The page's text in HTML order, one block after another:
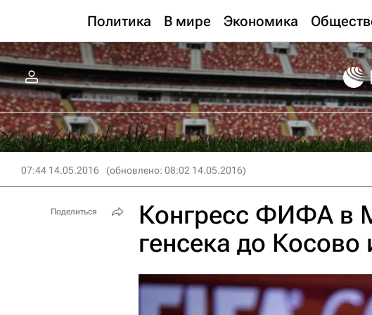
Политика В мире Экономика
07:44 14.05.2016 (обновлено: 08:02 14.05.2016)
Конгресс ФИФА в
генсека до Косово
Поделиться